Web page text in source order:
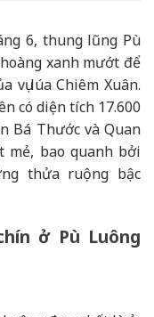
6, thung lũng Pù
xanh mướt để
vụ lúa Chiêm Xuân.
có diện tích 17.600
Bá Thước và Quan
mẻ, bao quanh bởi
thửa ruộng bậc
ở Pù Luông